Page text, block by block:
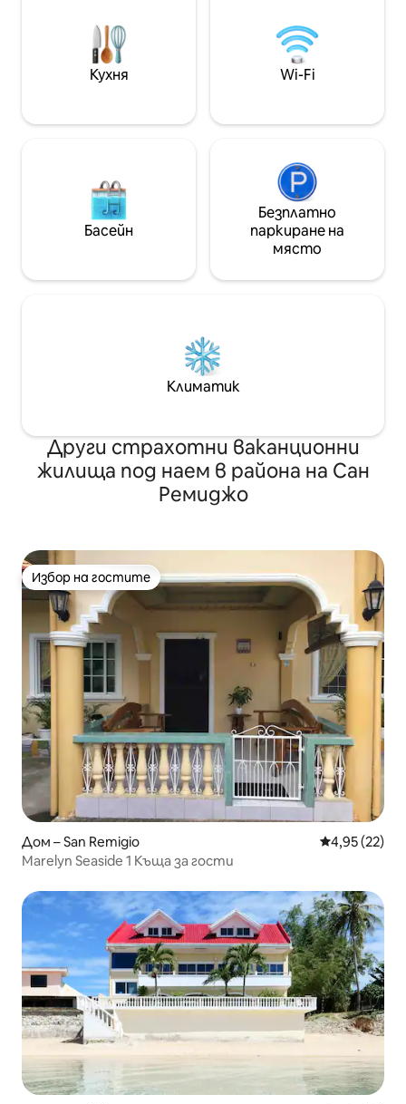
морето. Близо до руините и
ресторант Pangpang. Плажът е
точно пред хижата. Preston
Residence се намира на ниска скала с
Кухня Wi-Fi
Басейн
Безплатно
паркиране на
място
Климатик
Други страхотни ваканционни
жилища под наем в района на Сан
Ремиджо
Избор на гостите
Избор на гостите
Дом – San Remigio Средна
4,95 (22)
Marelyn Seaside 1 Къща за гости